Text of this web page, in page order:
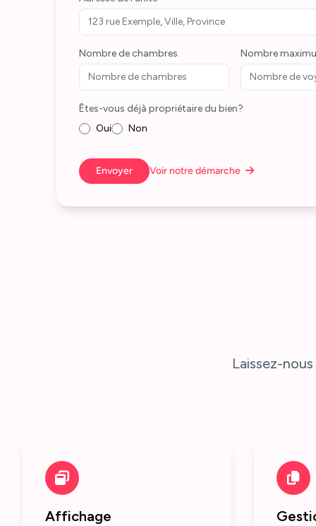
Nombre de chambres Nombre
Êtes-vous déjà propriétaire du bien?
Oui
Non
Envoyer Voir notre démarche
Laissez-
Affichage